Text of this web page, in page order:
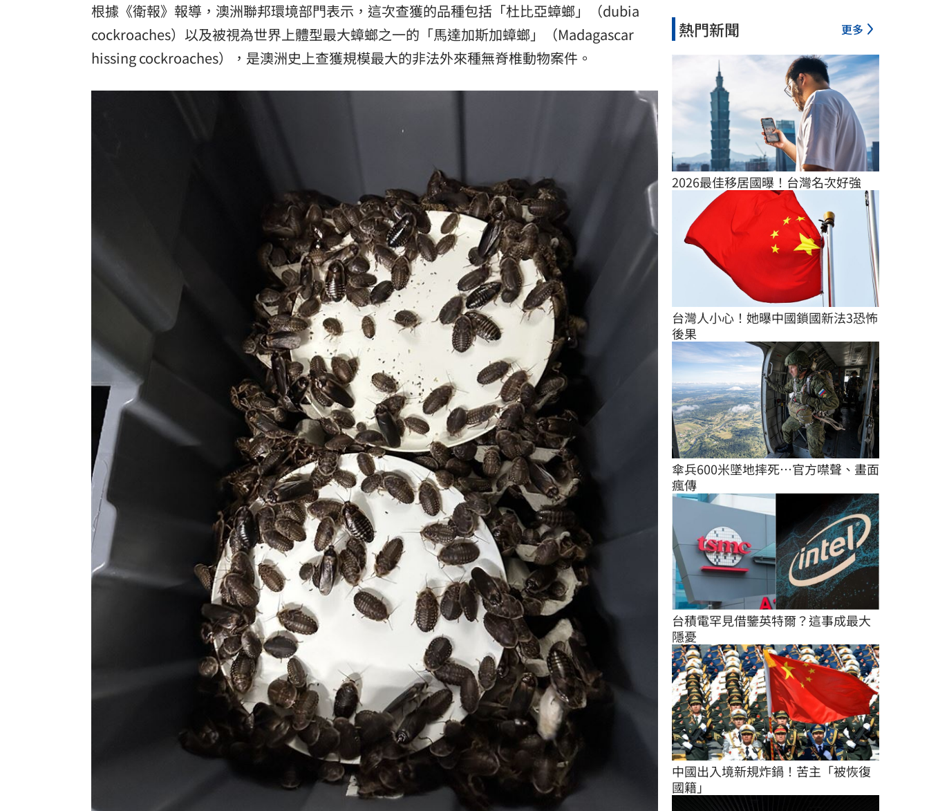
根據《衛報》報導，澳洲聯邦環境部門表示，這次查獲的品種包括「杜比亞蟑螂」（dubia
cockroaches）以及被視為世界上體型最大蟑螂之一的「馬達加斯加蟑螂」（Madagascar
hissing cockroaches），是澳洲史上查獲規模最大的非法外來種無脊椎動物案件。
熱門新聞 更多
2026最佳移居國曝！台灣名次好強
台灣人小心！她曝中國鎖國新法3恐怖
後果
傘兵600米墜地摔死…官方噤聲、畫面
瘋傳
台積電罕見借鑒英特爾？這事成最大
隱憂
中國出入境新規炸鍋！苦主「被恢復
國籍」